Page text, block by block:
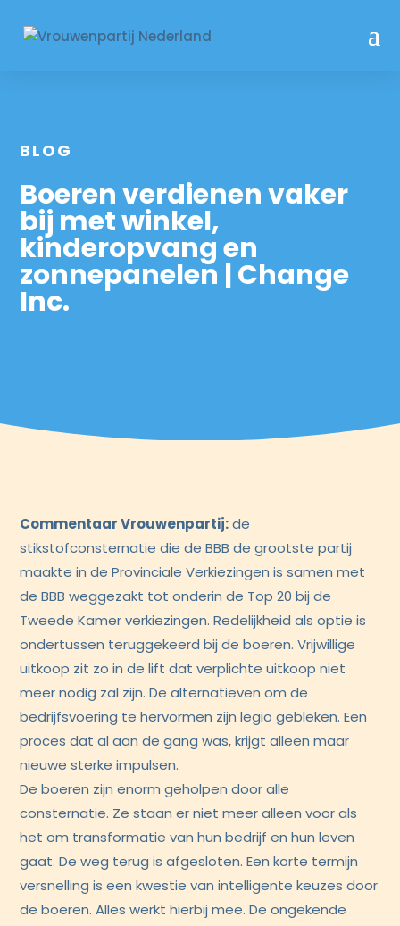
BLOG
Boeren verdienen vaker
bij met winkel,
kinderopvang en
zonnepanelen | Change
Inc.
Commentaar Vrouwenpartij:de
stikstofconsternatie die de BBB de grootste partij
maakte in de Provinciale Verkiezingen is samen met
de BBB weggezakt tot onderin de Top 20 bij de
Tweede Kamer verkiezingen. Redelijkheid als optie is
ondertussen teruggekeerd bij de boeren. Vrijwillige
uitkoop zit zo in de lift dat verplichte uitkoop niet
meer nodig zal zijn. De alternatieven om de
bedrijfsvoering te hervormen zijn legio gebleken. Een
proces dat al aan de gang was, krijgt alleen maar
nieuwe sterke impulsen.
De boeren zijn enorm geholpen door alle
consternatie. Ze staan er niet meer alleen voor als
het om transformatie van hun bedrijf en hun leven
gaat. De weg terug is afgesloten. Een korte termijn
versnelling is een kwestie van intelligente keuzes door
de boeren. Alles werkt hierbij mee. De ongekende